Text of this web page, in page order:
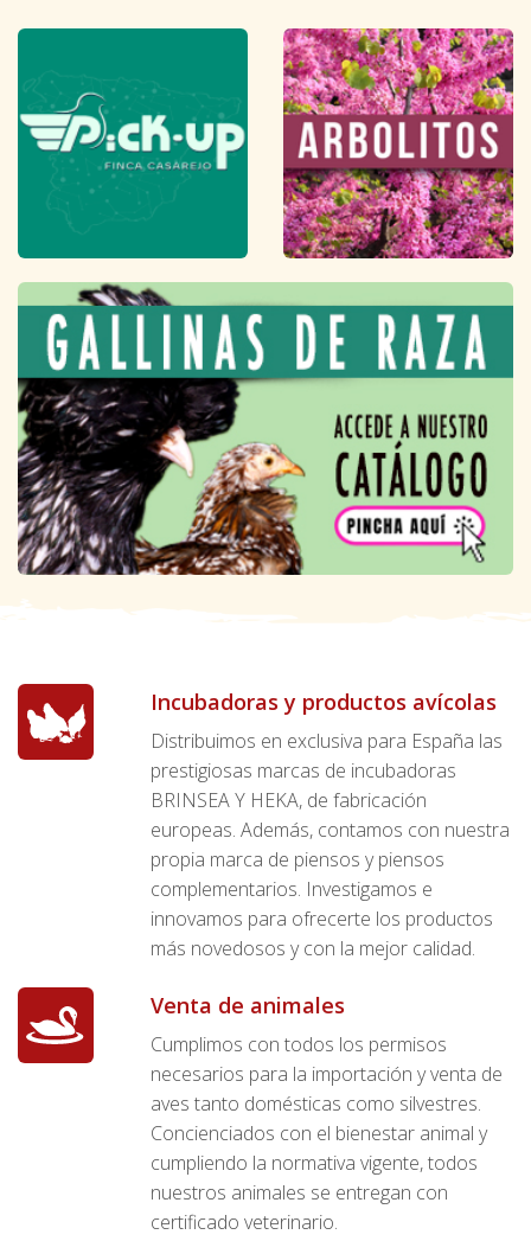
Incubadoras y productos avícolas
Distribuimos en exclusiva para España las
prestigiosas marcas de incubadoras
BRINSEA Y HEKA, de fabricación
europeas. Además, contamos con nuestra
propia marca de piensos y piensos
complementarios. Investigamos e
innovamos para ofrecerte los productos
más novedosos y con la mejor calidad.
Venta de animales
Cumplimos con todos los permisos
necesarios para la importación y venta de
aves tanto domésticas como silvestres.
Concienciados con el bienestar animal y
cumpliendo la normativa vigente, todos
nuestros animales se entregan con
certificado veterinario.